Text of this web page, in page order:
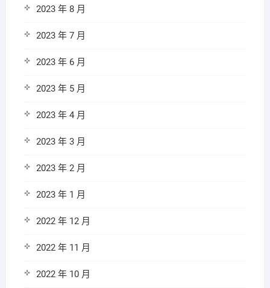
2023 年 8 月
2023 年 7 月
2023 年 6 月
2023 年 5 月
2023 年 4 月
2023 年 3 月
2023 年 2 月
2023 年 1 月
2022 年 12 月
2022 年 11 月
2022 年 10 月